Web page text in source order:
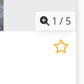
1 / 5